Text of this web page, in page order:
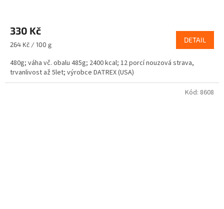
330 Kč
Měrná
264 Kč / 100 g
DETAIL
480g; váha vč. obalu 485g; 2400 kcal; 12 porcí nouzová strava,
trvanlivost až 5let; výrobce DATREX (USA)
Kód: 8608